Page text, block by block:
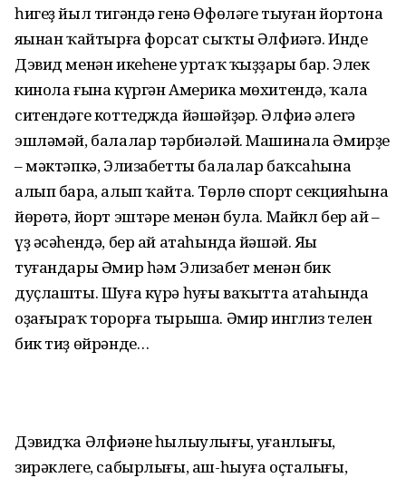
һигеҙ йыл тигәндә генә Өфөләге тыуған йортона
яңынан ҡайтырға форсат сыҡты Әлфиәгә. Инде
Дэвид менән икеһенең уртаҡ ҡыҙҙары бар. Элек
кинола ғына күргән Америка мөхитендә, ҡала
ситендәге коттеджда йәшәйҙәр. Әлфиә әлегә
эшләмәй, балалар тәрбиәләй. Машинала Әмирҙе
– мәктәп­кә, Элизабетты балалар баҡсаһына
алып бара, алып ҡайта. Төрлө спорт секцияһына
йөрөтә, йорт эштәре менән була. Майкл бер ай –
үҙ әсәһендә, бер ай атаһында йәшәй. Яңы
туғандары Әмир һәм Элизабет менән бик
дуҫлашты. Шуға күрә һуңғы ваҡытта атаһында
оҙағыраҡ торорға тырыша. Әмир инглиз телен
бик тиҙ өйрәнде…
Дэвидҡа Әлфиәнең һылыулығы, уңғанлығы,
зирәклеге, сабырлығы, аш-һыуға оҫталығы,